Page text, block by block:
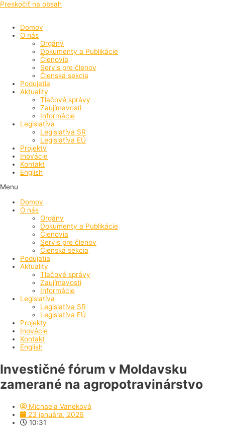
Preskočiť na obsah
Domov
O nás
Orgány
Dokumenty a Publikácie
Členovia
Servis pre členov
Členská sekcia
Podujatia
Aktuality
Tlačové správy
Zaujímavosti
Informácie
Legislatíva
Legislatíva SR
Legislatíva EÚ
Projekty
Inovácie
Kontakt
English
Menu
Domov
O nás
Orgány
Dokumenty a Publikácie
Členovia
Servis pre členov
Členská sekcia
Podujatia
Aktuality
Tlačové správy
Zaujímavosti
Informácie
Legislatíva
Legislatíva SR
Legislatíva EÚ
Projekty
Inovácie
Kontakt
English
Investičné fórum v Moldavsku
zamerané na agropotravinárstvo
Michaela Vaneková
23 januára, 2026
10:31